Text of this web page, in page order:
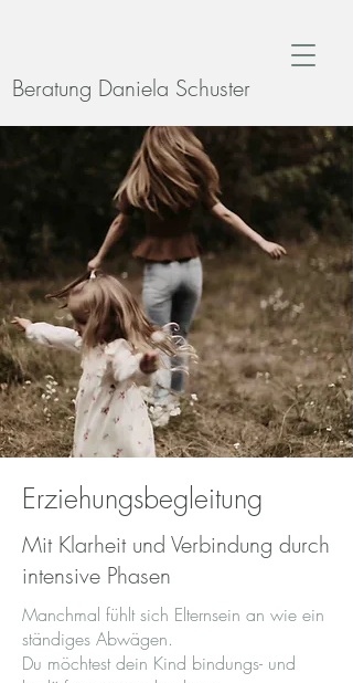
Beratung Daniela Schuster
Erziehungsbegleitung
Mit Klarheit und Verbindung durch
intensive Phasen
Manchmal fühlt sich Elternsein an wie ein
ständiges Abwägen.
Du möchtest dein Kind bindungs- und